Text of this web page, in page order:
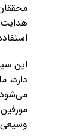
این
می‌شود
وسیعی